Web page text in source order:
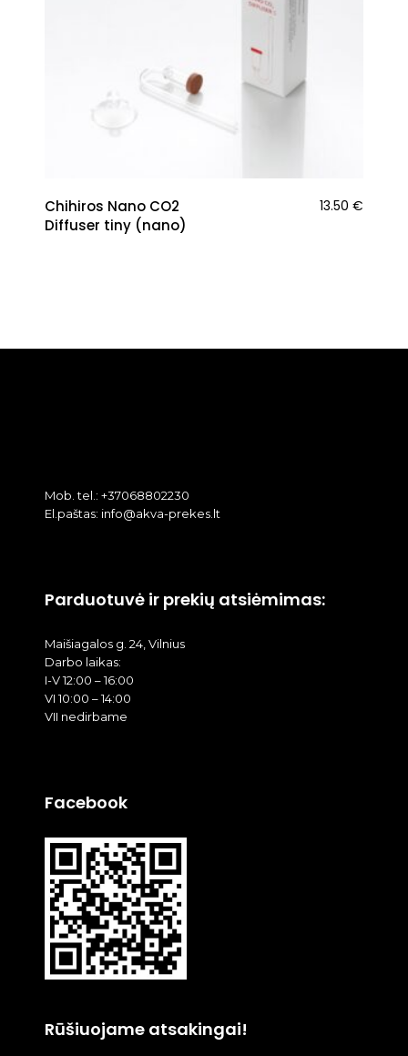
Chihiros Nano CO2
Diffuser tiny (nano)
13.50 €
Mob. tel.: +37068802230
El.paštas: info@akva-prekes.lt
Parduotuvė ir prekių atsiėmimas:
Maišiagalos g. 24, Vilnius
Darbo laikas:
I-V 12:00 – 16:00
VI 10:00 – 14:00
VII nedirbame
Facebook
Rūšiuojame atsakingai!